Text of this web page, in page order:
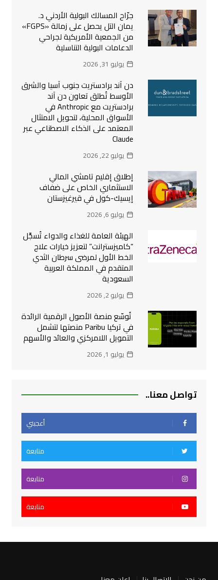
جرّاح المسالك البولية الأردني د.
يمان التل يحصل على زمالة «FGPS»
من الجمعية الأمريكية لجراحي
الدعامات البولية التناسلية
يوليو 31, 2026
دن آند برادستريت جنوب آسيا والشرق
الأوسط تُطلق تعاون دن آند
برادستريت مع Anthropic في
الأسواق المحلية، لتحويل الامتثال
المعتمد على الذكاء الاصطناعي عبر
Claude
يوليو 22, 2026
إطلاق إقليم تامشي المالي
الاستثماري الخاص على ضفاف
إيسيك-كول في قيرغيزستان
يوليو 6, 2026
الهيئة العامة للغذاء والدواء تُسجِّل
“كاميزسترانت” لتعزيز خيارات علاج
الخط الأول لمرضى سرطان الثدي
المتقدم في المملكة العربية
السعودية
يوليو 2, 2026
تُوسّع منصة الأصول الرقمية الرائدة
في تركيا Paribu منصتها لتشمل
التمويل اللامركزي والعائد والأسهم
يوليو 1, 2026
تواصل معنا..
أعجبني
متابعة
متابعة
متابعة